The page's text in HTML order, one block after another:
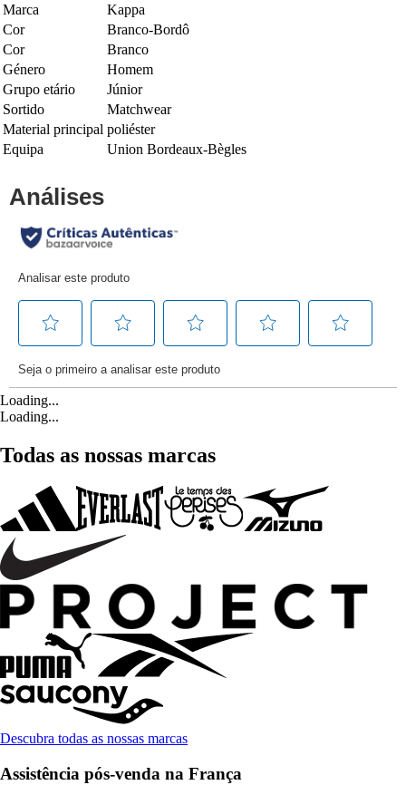
Marca
Kappa
Cor
Branco-Bordô
Cor
Branco
Género
Homem
Grupo etário
Júnior
Sortido
Matchwear
Material principal poliéster
Equipa
Union Bordeaux-Bègles
Loading...
Loading...
Todas as nossas marcas
Descubra todas as nossas marcas
Assistência pós-venda na França